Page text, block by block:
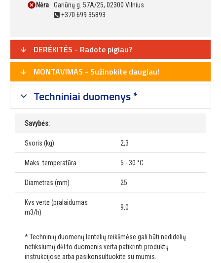
Nėra
Gariūnų g. 57A/25, 02300 Vilnius
+370 699 35893
DERĖKITĖS - Radote pigiau?
MONTAVIMAS - Sužinokite daugiau!
Techniniai duomenys *
Savybės:
Svoris (kg) 2,3
Maks. temperatūra 5 - 30 °C
Diametras (mm) 25
Kvs vertė (pralaidumas
m3/h)
9,0
* Techninių duomenų lentelių reikšmėse gali būti nedidelių
netikslumų dėl to duomenis verta patikrinti produktų
instrukcijose arba pasikonsultuokite su mumis.